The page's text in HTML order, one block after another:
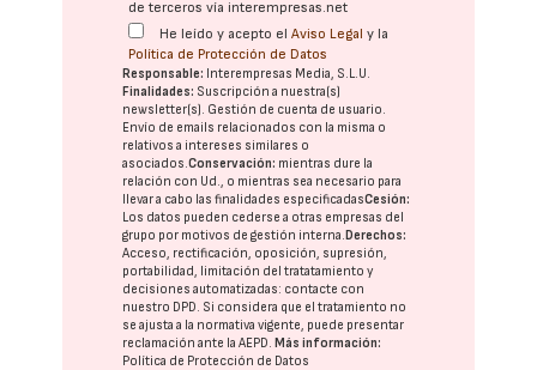
de terceros vía interempresas.net
He leído y acepto elAviso Legal y la
Política de Protección de Datos
Responsable: Interempresas Media, S.L.U.
Finalidades: Suscripción a nuestra(s)
newsletter(s). Gestión de cuenta de usuario.
Envío de emails relacionados con la misma o
relativos a intereses similares o
asociados.Conservación: mientras dure la
relación con Ud., o mientras sea necesario para
llevar a cabo las finalidades especificadasCesión:
Los datos pueden cederse a otras empresas del
grupo por motivos de gestión interna.Derechos:
Acceso, rectificación, oposición, supresión,
portabilidad, limitación del tratatamiento y
decisiones automatizadas: contacte con
nuestro DPD. Si considera que el tratamiento no
se ajusta a la normativa vigente, puede presentar
reclamación ante laAEPD.Más información:
Política de Protección de Datos